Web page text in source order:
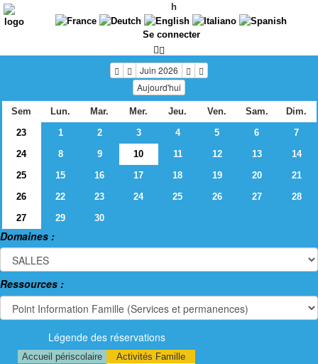
h
Se connecter
Juin 2026
Aujourd'hui
Sem Lun. Mar. Mer. Jeu. Ven. Sam.
Dim.
23
1 2 3 4 5 6
7
24
8 9 10 11 12 13
14
25
15 16 17 18 19 20
21
26
22 23 24 25 26 27
28
27
29 30
Domaines :
Ressources :
Légende des réservations
Accueil périscolaire
Activités Famille